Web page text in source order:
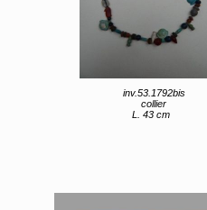
inv.53.1792bis
collier
L. 43 cm